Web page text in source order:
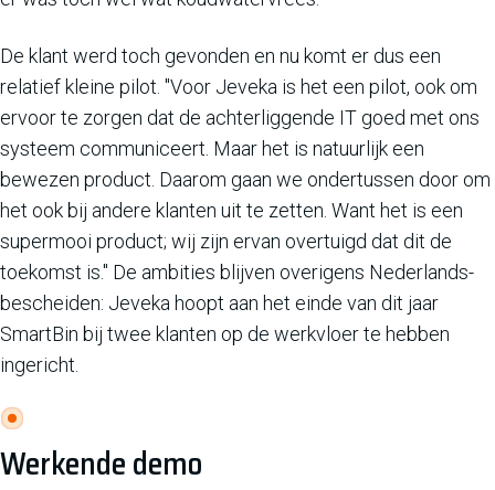
De klant werd toch gevonden en nu komt er dus een
relatief kleine pilot. "Voor Jeveka is het een pilot, ook om
ervoor te zorgen dat de achterliggende IT goed met ons
systeem communiceert. Maar het is natuurlijk een
bewezen product. Daarom gaan we ondertussen door om
het ook bij andere klanten uit te zetten. Want het is een
supermooi product; wij zijn ervan overtuigd dat dit de
toekomst is." De ambities blijven overigens Nederlands-
bescheiden: Jeveka hoopt aan het einde van dit jaar
SmartBin bij twee klanten op de werkvloer te hebben
ingericht.
Werkende demo